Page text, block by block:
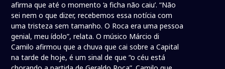
afirma que até o momento ‘a ficha não caiu’. “Não
sei nem o que dizer, recebemos essa notícia com
uma tristeza sem tamanho. O Roca era uma pessoa
genial, meu ídolo”, relata. O músico Márcio di
Camilo afirmou que a chuva que cai sobre a Capital
na tarde de hoje, é um sinal de que “o céu está